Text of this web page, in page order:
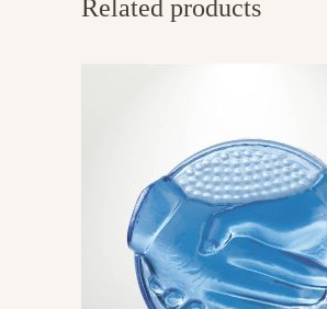
Related products